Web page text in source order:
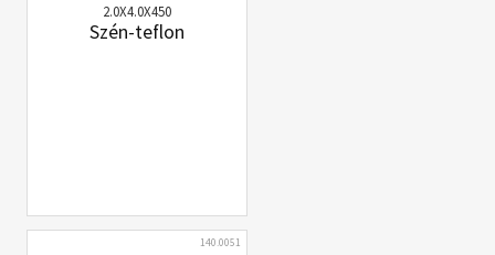
2.0X4.0X450
Szén-teflon
140.0051